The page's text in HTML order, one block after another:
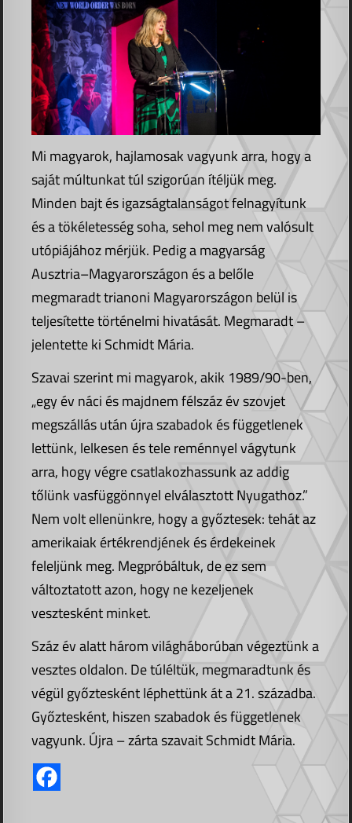
Mi magyarok, hajlamosak vagyunk arra, hogy a
saját múltunkat túl szigorúan ítéljük meg.
Minden bajt és igazságtalanságot felnagyítunk
és a tökéletesség soha, sehol meg nem valósult
utópiájához mérjük. Pedig a magyarság
Ausztria–Magyarországon és a belőle
megmaradt trianoni Magyarországon belül is
teljesítette történelmi hivatását. Megmaradt –
jelentette ki Schmidt Mária.
Szavai szerint mi magyarok, akik 1989/90-ben,
„egy év náci és majdnem félszáz év szovjet
megszállás után újra szabadok és függetlenek
lettünk, lelkesen és tele reménnyel vágytunk
arra, hogy végre csatlakozhassunk az addig
tőlünk vasfüggönnyel elválasztott Nyugathoz.”
Nem volt ellenünkre, hogy a győztesek: tehát az
amerikaiak értékrendjének és érdekeinek
feleljünk meg. Megpróbáltuk, de ez sem
változtatott azon, hogy ne kezeljenek
vesztesként minket.
Száz év alatt három világháborúban végeztünk a
vesztes oldalon. De túléltük, megmaradtunk és
végül győztesként léphettünk át a 21. századba.
Győztesként, hiszen szabadok és függetlenek
vagyunk. Újra – zárta szavait Schmidt Mária.